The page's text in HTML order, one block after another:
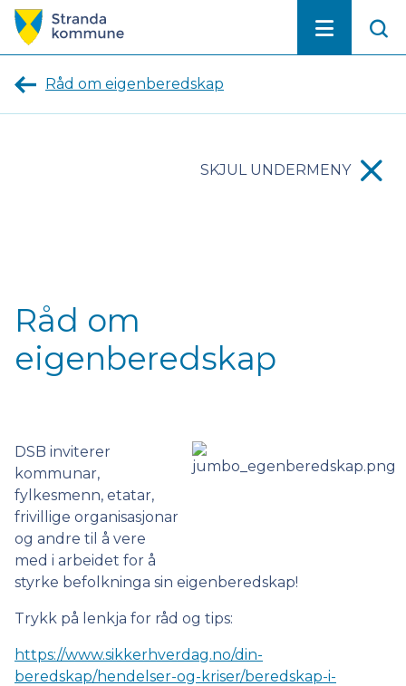
Stranda
kommune
Råd om eigenberedskap
SKJUL UNDERMENY
Råd om
eigenberedskap
DSB inviterer
kommunar,
fylkesmenn, etatar,
frivillige organisasjonar
og andre til å vere
med i arbeidet for å
styrke befolkninga sin eigenberedskap!
Trykk på lenkja for råd og tips:
https://www.sikkerhverdag.no/din-
beredskap/hendelser-og-kriser/beredskap-i-